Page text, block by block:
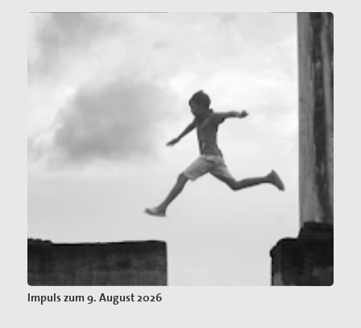
Impuls zum 9. August 2026